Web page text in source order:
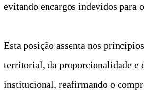
evitando encargos indevidos para
Esta posição assenta nos
territorial, da proporcionalidade e
institucional, reafirmando o